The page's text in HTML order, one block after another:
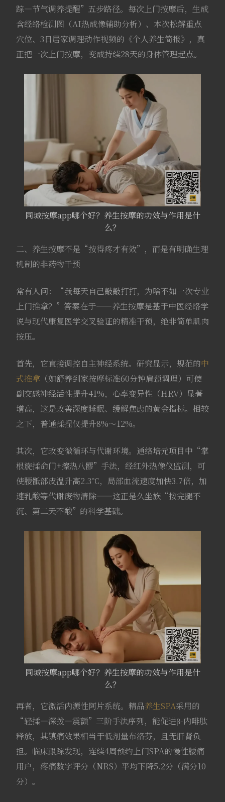
踪—节气调养提醒”五步路径。每次上门按摩后，生成
含经络检测图（AI热成像辅助分析）、本次松解重点
穴位、3日居家调理动作视频的《个人养生简报》，真
正把一次上门按摩，变成持续28天的身体管理起点。
同城按摩app哪个好？养生按摩的功效与作用是什
么？
二、养生按摩不是“按得疼才有效”，而是有明确生理
机制的非药物干预
常有人问：“我每天自己敲敲打打，为啥不如一次专业
上门推拿？”答案在于——养生按摩是基于中医经络学
说与现代康复医学交叉验证的精准干预，绝非简单肌肉
按压。
首先，它直接调控自主神经系统。研究显示，规范的中
式推拿（如舒养到家按摩标准60分钟肩颈调理）可使
副交感神经活性提升41%，心率变异性（HRV）显著
增高，这是改善深度睡眠、缓解焦虑的黄金指标。相较
之下，普通揉捏仅提升8%～12%。
其次，它改变微循环与代谢环境。通络培元项目中“掌
根旋揉命门+擦热八髎”手法，经红外热像仪监测，可
使腰骶部皮温升高2.3℃，局部血流速度加快3.7倍，加
速乳酸等代谢废物清除——这正是久坐族“按完腿不
沉、第二天不酸”的科学基础。
同城按摩app哪个好？养生按摩的功效与作用是什
么？
再者，它激活内源性阿片系统。精品养生SPA采用的
“轻揉—深拨—震颤”三阶手法序列，能促进β-内啡肽
释放，其镇痛效果相当于低剂量布洛芬，且无肝肾负
担。临床跟踪发现，连续4周预约上门SPA的慢性腰痛
用户，疼痛数字评分（NRS）平均下降5.2分（满分10
分）。